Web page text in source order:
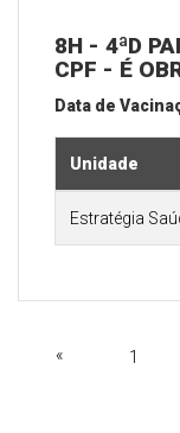
8H - 4ªD
CPF - É
Data de
Unidade
Estratégia
« 1